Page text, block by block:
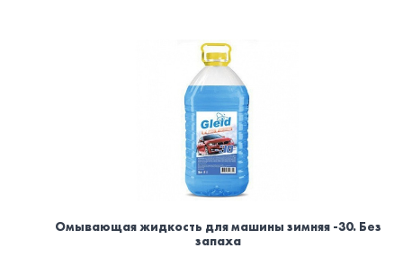
Омывающая жидкость для машины зимняя -30. Без
запаха